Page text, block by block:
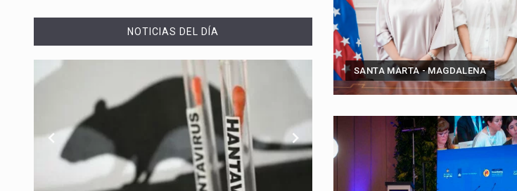
El presidente electo Abelardo de la Espriella aseguró que durante…
Con el inicio del gobierno de Abelardo de la Espriella,…
Abelardo de la Espriella comenzó su Gobierno con uno de…
Las autoridades sanitarias de Francia y España mantienen bajo vigilancia…
SANTA MARTA - MAGDALENA
NOTICIAS DEL DÍA